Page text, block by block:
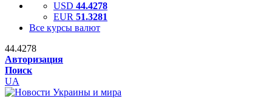
USD 44.4278
EUR 51.3281
Все курсы валют
44.4278
Авторизация
Поиск
UA